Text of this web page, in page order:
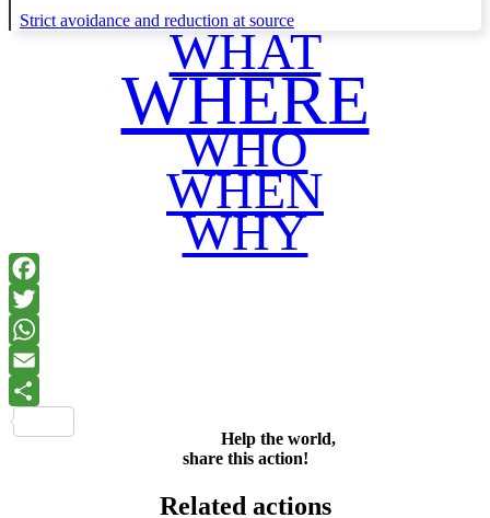
Strict avoidance and reduction at source
WHAT
WHERE
WHO
WHEN
WHY
Help the world,
share this action!
Related actions